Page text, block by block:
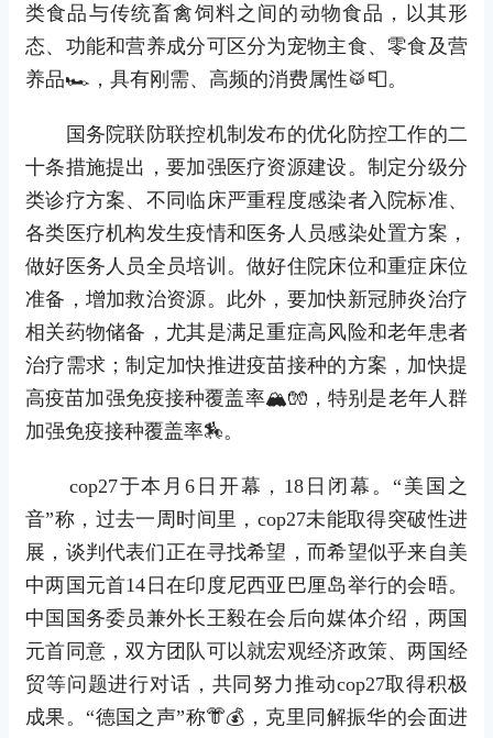
类食品与传统畜禽饲料之间的动物食品，以其形
态、功能和营养成分可区分为宠物主食、零食及营
养品🏎，具有刚需、高频的消费属性🥁📮。
国务院联防联控机制发布的优化防控工作的二
十条措施提出，要加强医疗资源建设。制定分级分
类诊疗方案、不同临床严重程度感染者入院标准、
各类医疗机构发生疫情和医务人员感染处置方案，
做好医务人员全员培训。做好住院床位和重症床位
准备，增加救治资源。此外，要加快新冠肺炎治疗
相关药物储备，尤其是满足重症高风险和老年患者
治疗需求；制定加快推进疫苗接种的方案，加快提
高疫苗加强免疫接种覆盖率🏔🧤，特别是老年人群
加强免疫接种覆盖率🏇。
cop27于本月6日开幕，18日闭幕。“美国之
音”称，过去一周时间里，cop27未能取得突破性进
展，谈判代表们正在寻找希望，而希望似乎来自美
中两国元首14日在印度尼西亚巴厘岛举行的会晤。
中国国务委员兼外长王毅在会后向媒体介绍，两国
元首同意，双方团队可以就宏观经济政策、两国经
贸等问题进行对话，共同努力推动cop27取得积极
成果。“德国之声”称👘💰，克里同解振华的会面进